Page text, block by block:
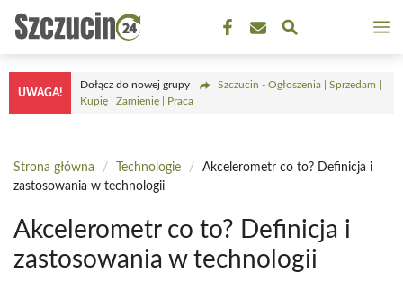
Przejdź
treści
UWAGA!
Dołącz do nowej grupy
Szczucin - Ogłoszenia | Sprzedam |
Kupię | Zamienię | Praca
Strona główna / Technologie /
Akcelerometr co to? Definicja i
zastosowania w technologii
Akcelerometr co to? Definicja i
zastosowania w technologii